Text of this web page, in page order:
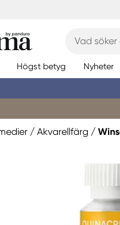
Högst betyg Nyheter
Akvarellfärg